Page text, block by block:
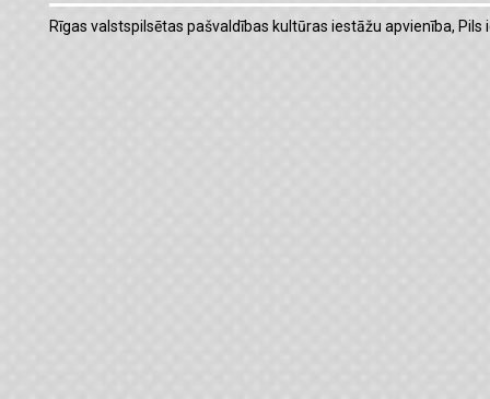
Rīgas valstspilsētas pašvaldības kultūras iestāžu apvienība,